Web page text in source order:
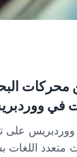
في
متعدد